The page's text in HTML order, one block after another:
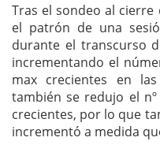
Tras el sondeo al
el patrón de una
durante el transcurso
incrementando el
max crecientes en
también se redujo el
crecientes, por lo que
incrementó a medida